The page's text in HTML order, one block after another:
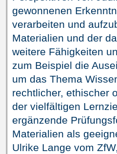
gewonnenen
verarbeiten und
Materialien und der
weitere Fähigkeiten
zum Beispiel die
um das Thema
rechtlicher, ethischer
der vielfältigen
ergänzende
Materialien als
Ulrike Lange vom